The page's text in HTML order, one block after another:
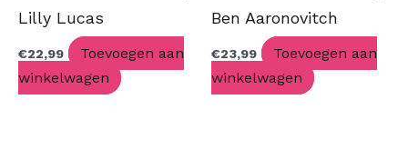
Lilly Lucas
€22,99
Toevoegen aan
winkelwagen
Ben Aaronovitch
€23,99
Toevoegen aan
winkelwagen